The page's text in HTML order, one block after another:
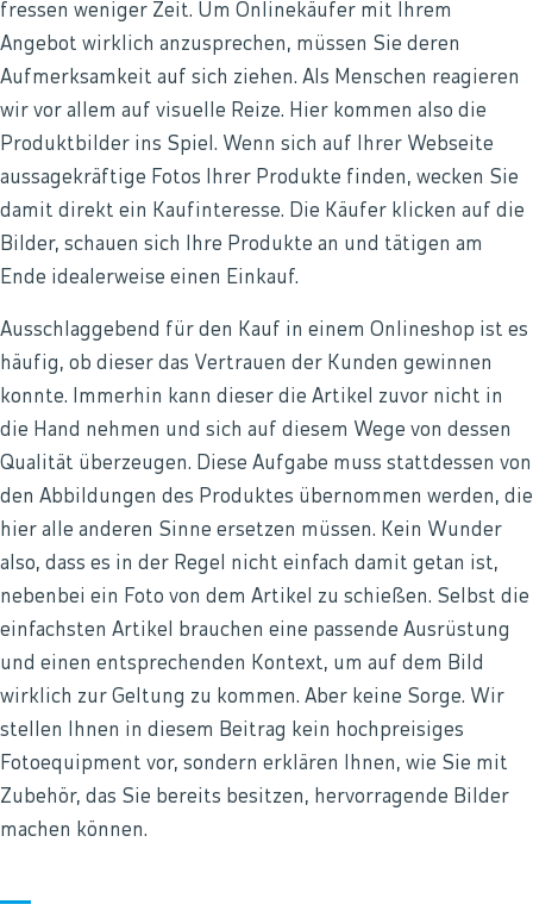
fressen weniger Zeit. Um Onlinekäufer mit Ihrem
Angebot wirklich anzusprechen, müssen Sie deren
Aufmerksamkeit auf sich ziehen. Als Menschen reagieren
wir vor allem auf visuelle Reize. Hier kommen also die
Produktbilder ins Spiel. Wenn sich auf Ihrer Webseite
aussagekräftige Fotos Ihrer Produkte finden, wecken Sie
damit direkt ein Kaufinteresse. Die Käufer klicken auf die
Bilder, schauen sich Ihre Produkte an und tätigen am
Ende idealerweise einen Einkauf.
Ausschlaggebend für den Kauf in einem Onlineshop ist es
häufig, ob dieser das Vertrauen der Kunden gewinnen
konnte. Immerhin kann dieser die Artikel zuvor nicht in
die Hand nehmen und sich auf diesem Wege von dessen
Qualität überzeugen. Diese Aufgabe muss stattdessen von
den Abbildungen des Produktes übernommen werden, die
hier alle anderen Sinne ersetzen müssen. Kein Wunder
also, dass es in der Regel nicht einfach damit getan ist,
nebenbei ein Foto von dem Artikel zu schießen. Selbst die
einfachsten Artikel brauchen eine passende Ausrüstung
und einen entsprechenden Kontext, um auf dem Bild
wirklich zur Geltung zu kommen. Aber keine Sorge. Wir
stellen Ihnen in diesem Beitrag kein hochpreisiges
Fotoequipment vor, sondern erklären Ihnen, wie Sie mit
Zubehör, das Sie bereits besitzen, hervorragende Bilder
machen können.